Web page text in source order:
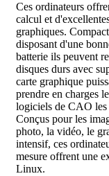
Ces ordinateurs
calcul et
graphiques.
disposant d'une
batterie ils peuvent
disques durs avec
carte graphique
prendre en charges
logiciels de CAO les
Conçus pour les
photo, la vidéo, le
intensif, ces
mesure offrent une
Linux.